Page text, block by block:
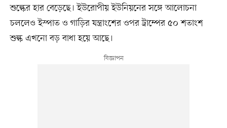
শুল্কের হার বেড়েছে। ইউরোপীয় ইউনিয়নের সঙ্গে আলোচনা
চললেও ইস্পাত ও গাড়ির যন্ত্রাংশের ওপর ট্রাম্পের ৫০ শতাংশ
শুল্ক এখনো বড় বাধা হয়ে আছে।